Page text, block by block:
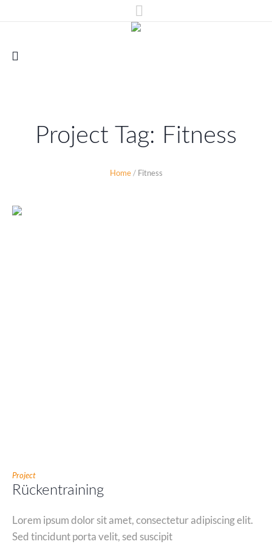
Project Tag: Fitness
Home / Fitness
Project
Rückentraining
Lorem ipsum dolor sit amet, consectetur adipiscing elit.
Sed tincidunt porta velit, sed suscipit